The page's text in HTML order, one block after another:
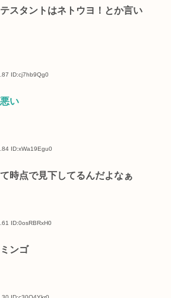
スタントはネトウヨ！とか言い
ID:cj7hb9Qg0
い
ID:xWa19Egu0
て時点で見下してるんだよなぁ
ID:0osRBRxH0
ンゴ